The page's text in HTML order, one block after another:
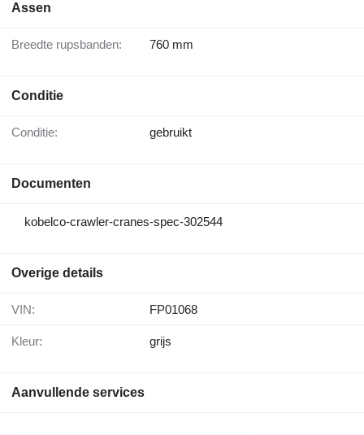
Assen
Breedte rupsbanden: 760 mm
Conditie
Conditie: gebruikt
Documenten
kobelco-crawler-cranes-spec-302544
Overige details
VIN: FP01068
Kleur: grijs
Aanvullende services